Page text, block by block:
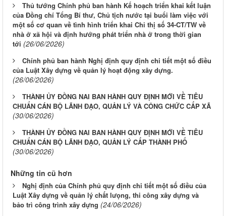
Thủ tướng Chính phủ ban hành Kế hoạch triển khai kết luận
của Đồng chí Tổng Bí thư, Chủ tịch nước tại buổi làm việc với
một số cơ quan về tình hình triển khai Chỉ thị số 34-CT/TW về
nhà ở xã hội và định hướng phát triển nhà ở trong thời gian
tới (26/06/2026)
Chính phủ ban hành Nghị định quy định chi tiết một số điều
của Luật Xây dựng về quản lý hoạt động xây dựng.
(26/06/2026)
THÀNH ỦY ĐỒNG NAI BAN HÀNH QUY ĐỊNH MỚI VỀ TIÊU
CHUẨN CÁN BỘ LÃNH ĐẠO, QUẢN LÝ VÀ CÔNG CHỨC CẤP XÃ
(30/06/2026)
THÀNH ỦY ĐỒNG NAI BAN HÀNH QUY ĐỊNH MỚI VỀ TIÊU
CHUẨN CÁN BỘ LÃNH ĐẠO, QUẢN LÝ CẤP THÀNH PHỐ
(30/06/2026)
Những tin cũ hơn
Nghị định của Chính phủ quy định chi tiết một số điều của
Luật Xây dựng về quản lý chất lưọng, thi công xây dựng và
bảo trì công trình xây dựng (24/06/2026)